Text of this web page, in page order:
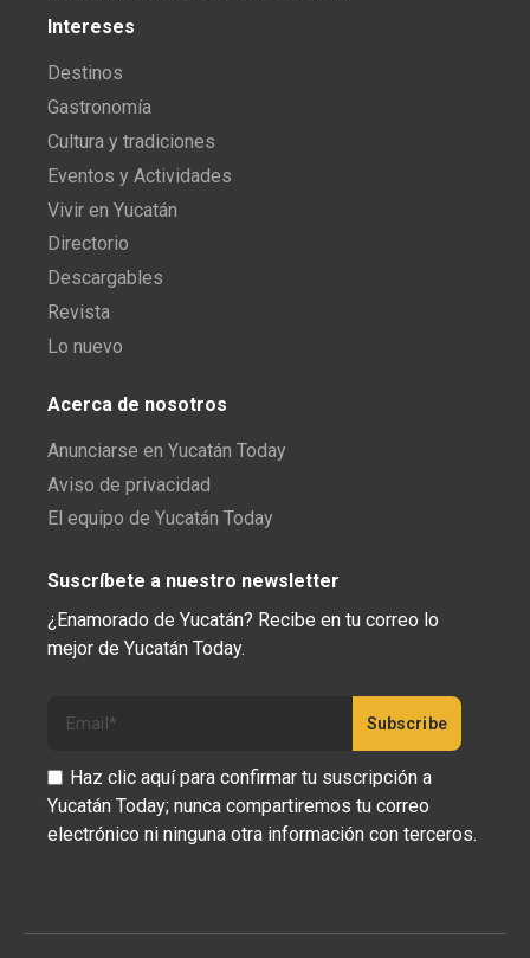
Intereses
Destinos
Gastronomía
Cultura y tradiciones
Eventos y Actividades
Vivir en Yucatán
Directorio
Descargables
Revista
Lo nuevo
Acerca de nosotros
Anunciarse en Yucatán Today
Aviso de privacidad
El equipo de Yucatán Today
Suscríbete a nuestro newsletter
¿Enamorado de Yucatán? Recibe en tu correo lo
mejor de Yucatán Today.
Haz clic aquí para confirmar tu suscripción a
Yucatán Today; nunca compartiremos tu correo
electrónico ni ninguna otra información con terceros.